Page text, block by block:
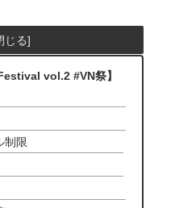
vol.2 #VN祭】
制限